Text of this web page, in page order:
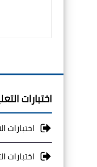
اختبارات
اختبارات
اختبارات